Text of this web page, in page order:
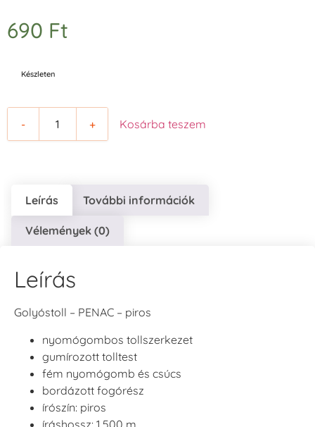
690 Ft
Készleten
- + Kosárba teszem
Leírás További információk
Vélemények (0)
Leírás
Golyóstoll – PENAC – piros
nyomógombos tollszerkezet
gumírozott tolltest
fém nyomógomb és csúcs
bordázott fogórész
írószín: piros
íráshossz: 1 500 m